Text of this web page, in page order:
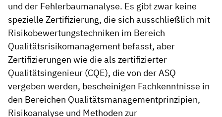
und der Fehlerbaumanalyse. Es gibt zwar keine
spezielle Zertifizierung, die sich ausschließlich mit
Risikobewertungstechniken im Bereich
Qualitätsrisikomanagement befasst, aber
Zertifizierungen wie die als zertifizierter
Qualitätsingenieur (CQE), die von der ASQ
vergeben werden, bescheinigen Fachkenntnisse in
den Bereichen Qualitätsmanagementprinzipien,
Risikoanalyse und Methoden zur